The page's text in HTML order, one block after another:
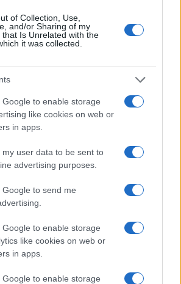
of Collection, Use,
and/or Sharing of my
that Is Unrelated with the
it was collected.
Google to enable storage
like cookies on web or
in apps.
my user data to be sent to
advertising purposes.
to send me
Google to enable storage
like cookies on web or
in apps.
Google to enable storage
profiteren van slechte Amerikaanse